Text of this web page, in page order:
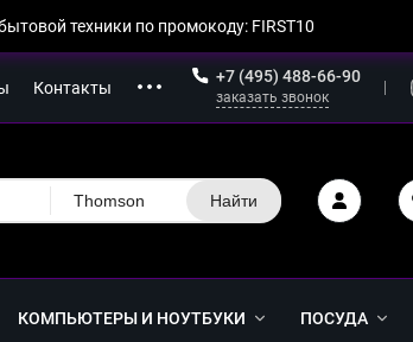
техники по промокоду: FIRST10
Контакты
+7 (495) 488-66-90
заказать звонок
Thomson Найти
КОМПЬЮТЕРЫ И НОУТБУКИ ПОСУДА